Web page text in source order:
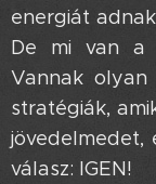
energiát
De mi van a
Vannak olyan
stratégiák,
jövedelmedet,
válasz: IGEN! 💪